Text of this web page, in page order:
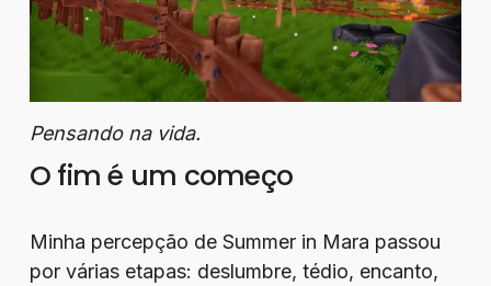
Pensando na vida.
O fim é um começo
Minha percepção de Summer in Mara passou
por várias etapas: deslumbre, tédio, encanto,